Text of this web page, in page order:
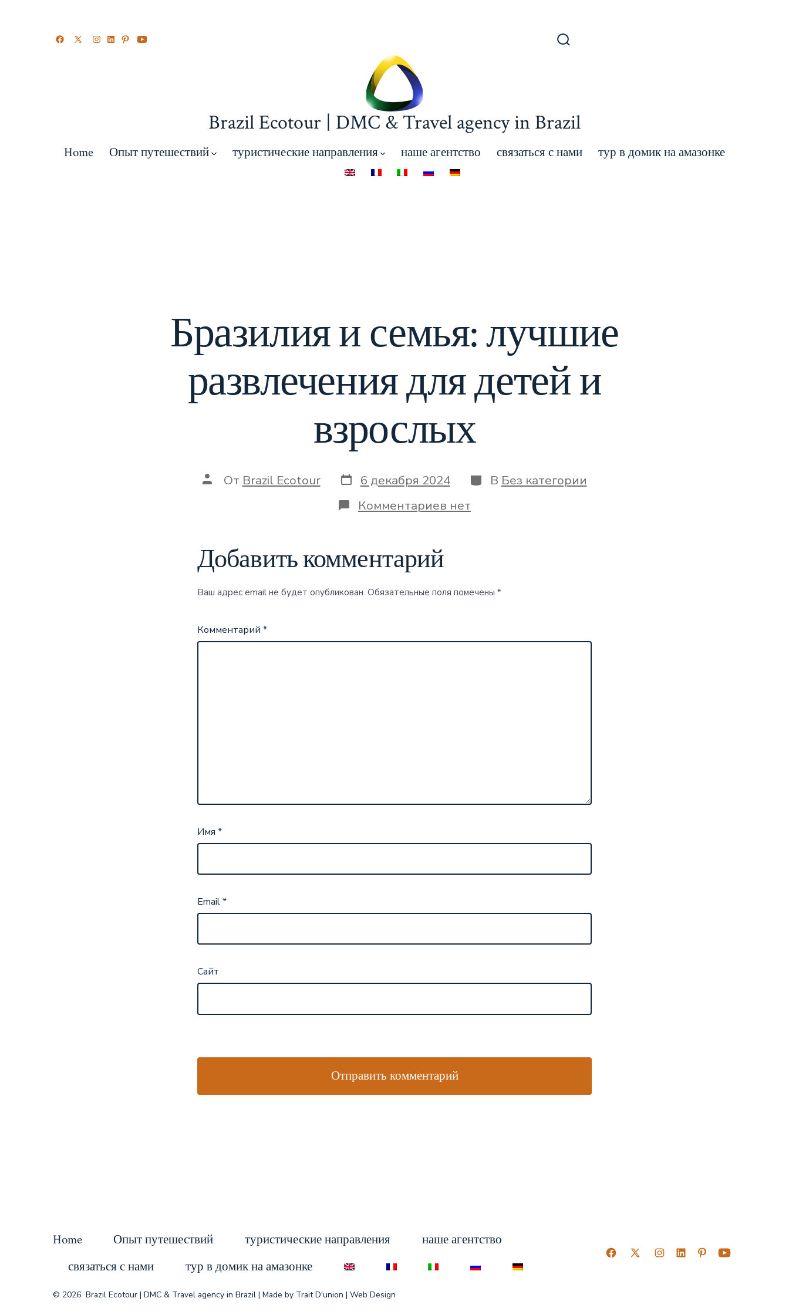
Brazil Ecotour | DMC & Travel agency in Brazil
Home Опыт путешествий туристические направления наше агентство связаться с нами тур в домик на амазонке
Бразилия и семья: лучшие
развлечения для детей и
взрослых
От Brazil Ecotour 6 декабря 2024 В Без категории
Комментариев нет
Добавить комментарий
Ваш адрес email не будет опубликован. Обязательные поля помечены *
Комментарий *
Имя *
Email*
Сайт
Home Опыт путешествий туристические направления
наше агентство
связаться с нами
тур в домик на амазонке
© 2026 Brazil Ecotour | DMC & Travel agency in Brazil | Made by Trait D'union | Web Design ​